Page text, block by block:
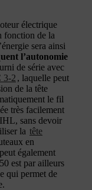
électrique
fonction de la
sera ainsi
l’autonomie
de série avec
3-2 , laquelle peut
de la tête
le fil
très facilement
sans devoir
la tête
en
également
est par ailleurs
qui permet de